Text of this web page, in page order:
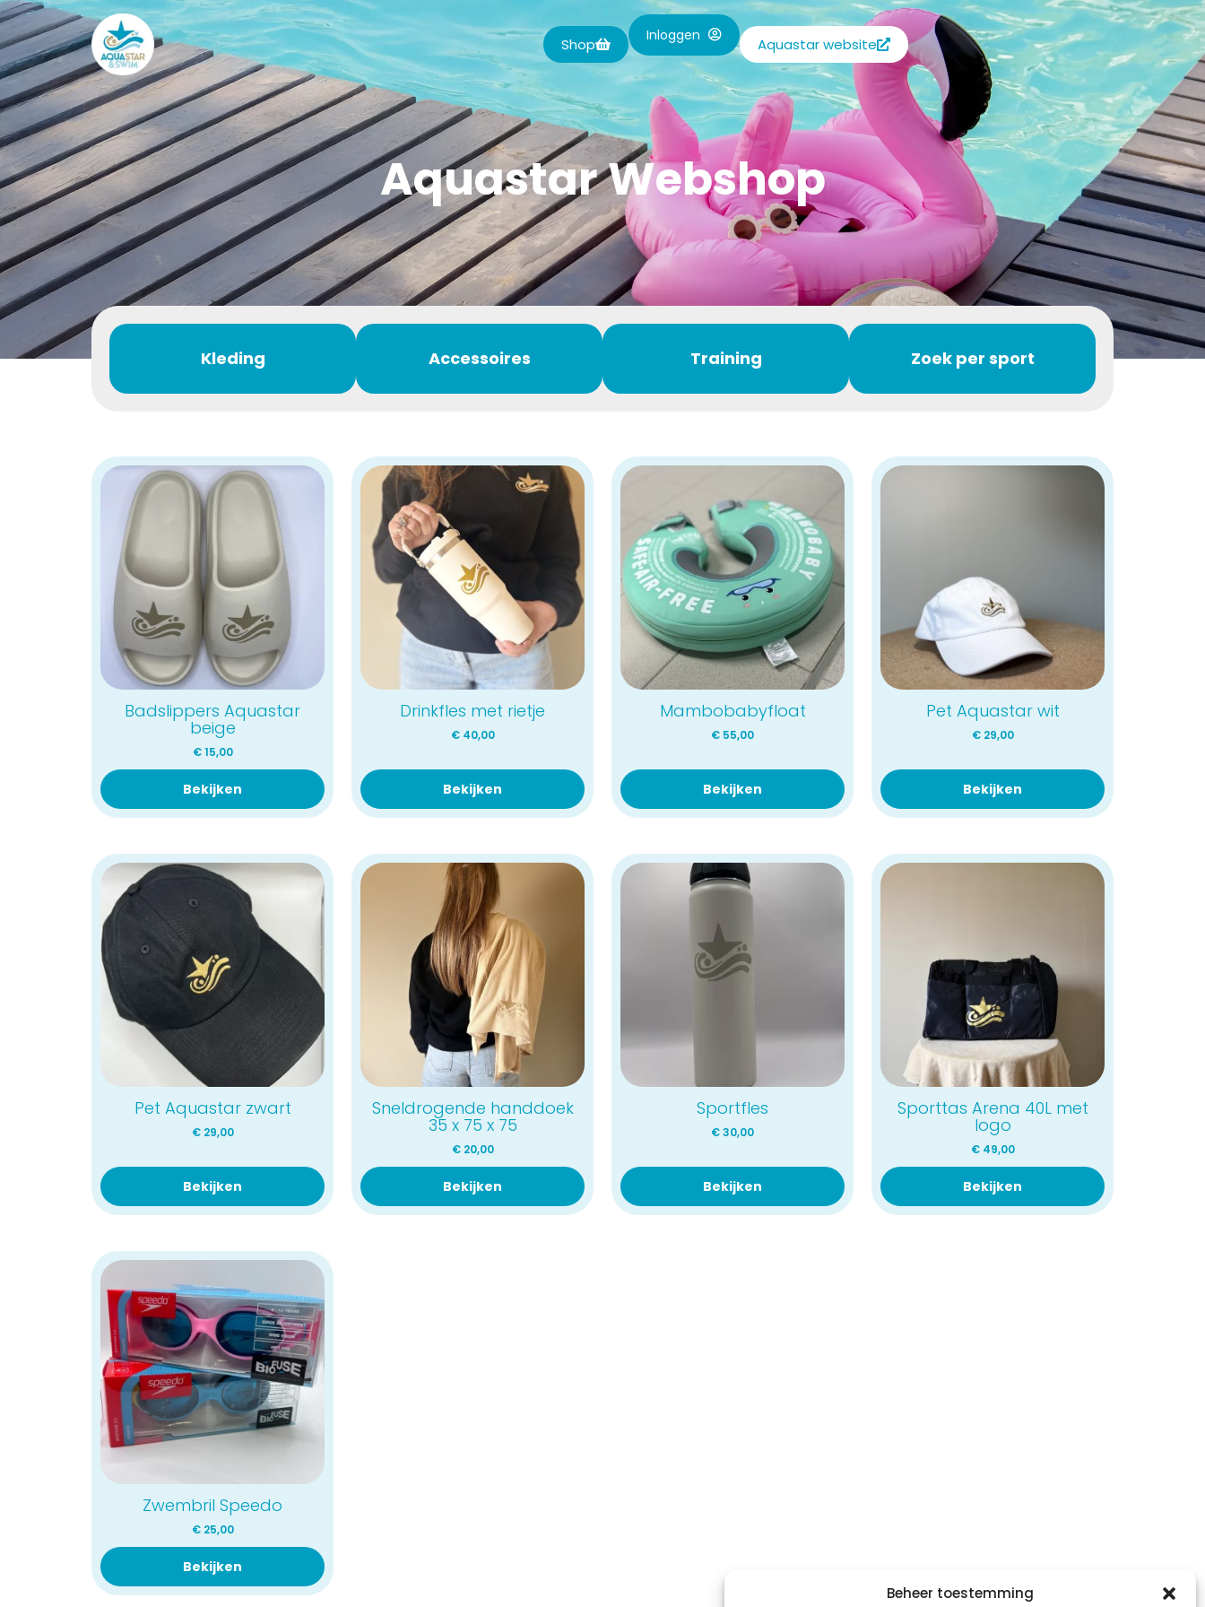
Beheer toestemming
Shop Inloggen Aquastar website
Aquastar Webshop
Kleding Accessoires Training Zoek per sport
Badslippers Aquastar
beige
€15,00
Bekijken
Drinkfles met rietje
€40,00
Bekijken
Mambobabyfloat
€ 55,00
Bekijken
Pet Aquastar wit
€29,00
Bekijken
Pet Aquastar zwart
€29,00
Bekijken
Sneldrogende handdoek
35 x 75 x 75
€20,00
Bekijken
Sportfles
€30,00
Bekijken
Sporttas Arena 40L met
logo
€49,00
Bekijken
Zwembril Speedo
€25,00
Bekijken